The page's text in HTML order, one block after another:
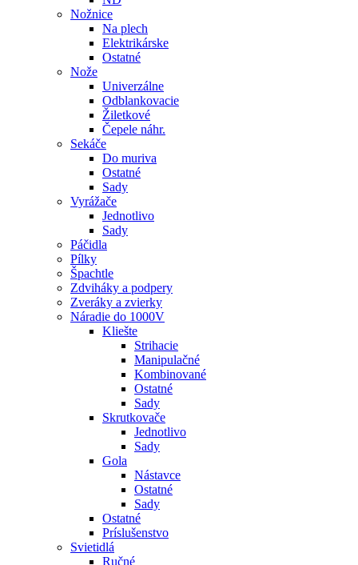
Nožnice
Na plech
Elektrikárske
Ostatné
Nože
Univerzálne
Odblankovacie
Žiletkové
Čepele náhr.
Sekáče
Do muriva
Ostatné
Sady
Vyrážače
Jednotlivo
Sady
Páčidla
Pílky
Špachtle
Zdviháky a podpery
Zveráky a zvierky
Náradie do 1000V
Kliešte
Strihacie
Manipulačné
Kombinované
Ostatné
Sady
Skrutkovače
Jednotlivo
Sady
Gola
Nástavce
Ostatné
Sady
Ostatné
Príslušenstvo
Svietidlá
Ručné